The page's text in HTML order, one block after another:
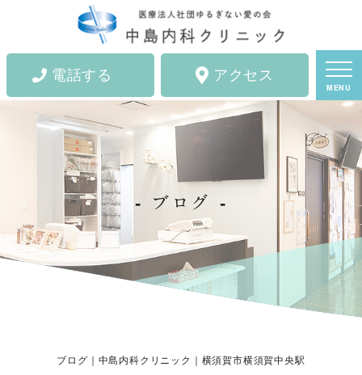
電話する アクセス
MENU
ブログ
ブログ｜中島内科クリニック｜横須賀市横須賀中央駅